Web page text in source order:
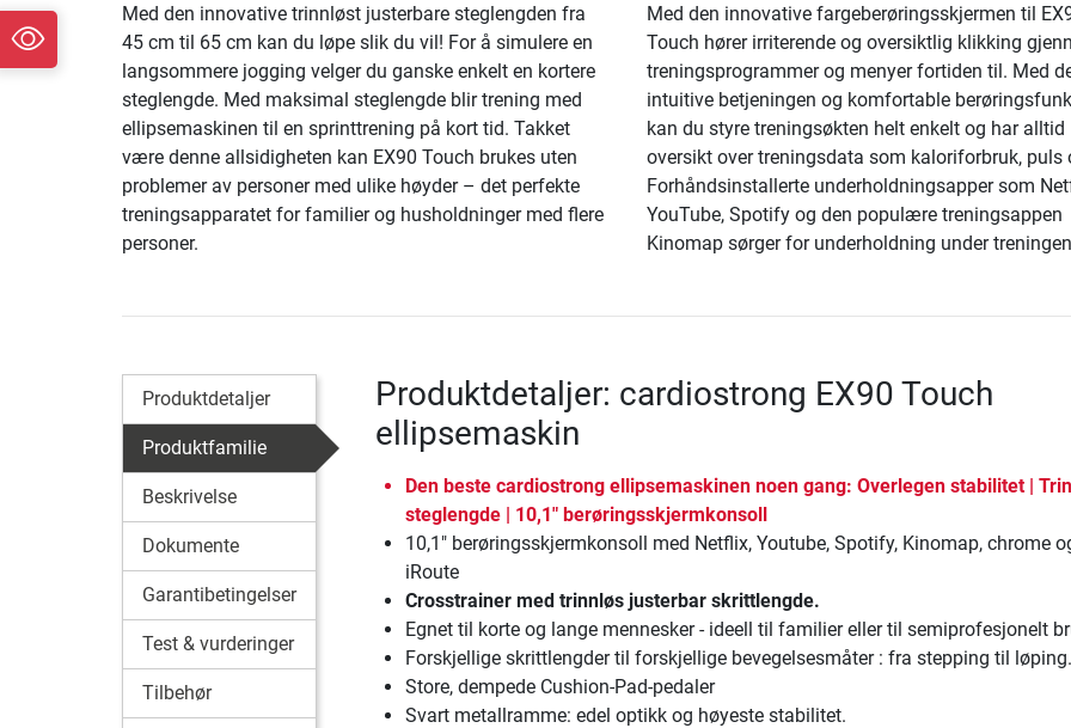
Med den innovative trinnløst justerbare steglengden fra
45 cm til 65 cm kan du løpe slik du vil! For å simulere en
langsommere jogging velger du ganske enkelt en kortere
steglengde. Med maksimal steglengde blir trening med
ellipsemaskinen til en sprinttrening på kort tid. Takket
være denne allsidigheten kan EX90 Touch brukes uten
problemer av personer med ulike høyder – det perfekte
treningsapparatet for familier og husholdninger med flere
personer.
Med den innovative fargeberøringsskjermen til
Touch hører irriterende og oversiktlig klikking
treningsprogrammer og menyer fortiden til. Med
intuitive betjeningen og komfortable
kan du styre treningsøkten helt enkelt og har alltid
oversikt over treningsdata som kaloriforbruk, puls
Forhåndsinstallerte underholdningsapper som
YouTube, Spotify og den populære treningsappen
Kinomap sørger for underholdning under
Produktdetaljer
Produktfamilie
Beskrivelse
Dokumente
Garantibetingelser
Test & vurderinger
Tilbehør
Produktdetaljer: cardiostrong EX90 Touch
ellipsemaskin
Den beste cardiostrong ellipsemaskinen noen gang: Overlegen stabilitet |
steglengde | 10,1" berøringsskjermkonsoll
10,1" berøringsskjermkonsoll med Netflix, Youtube, Spotify, Kinomap, chrome
iRoute
Crosstrainer med trinnløs justerbar skrittlengde.
Egnet til korte og lange mennesker - ideell til familier eller til semiprofesjonelt
Forskjellige skrittlengder til forskjellige bevegelsesmåter : fra stepping til løping.
Store, dempede Cushion-Pad-pedaler
Svart metallramme: edel optikk og høyeste stabilitet.